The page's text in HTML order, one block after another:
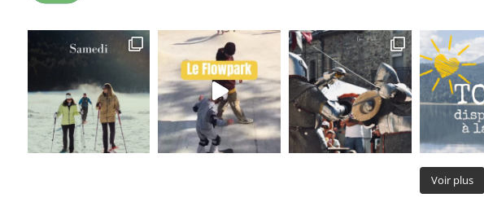
Voir plus